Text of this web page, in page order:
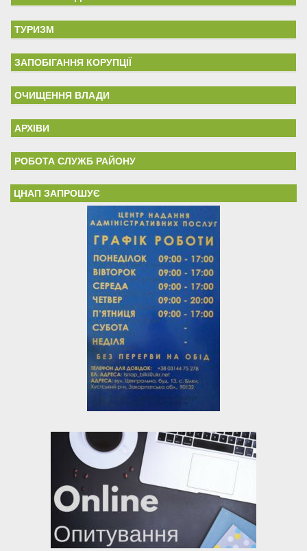
ТУРИЗМ
ЗАПОБІГАННЯ КОРУПЦІЇ
ОЧИЩЕННЯ ВЛАДИ
АРХІВИ
РОБОТА СЛУЖБ РАЙОНУ
ЦНАП ЗАПРОШУЄ